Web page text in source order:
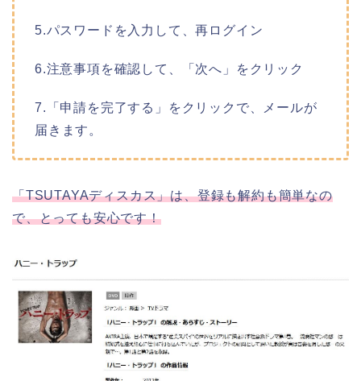
5.パスワードを入力して、再ログイン
6.注意事項を確認して、「次へ」をクリック
7.「申請を完了する」をクリックで、メールが
届きます。
「TSUTAYAディスカス」は、登録も解約も簡単なの
で、とっても安心です！